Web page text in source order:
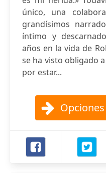
único, una
grandísimos
íntimo y
años en la vida de
se ha visto obligado
por estar...